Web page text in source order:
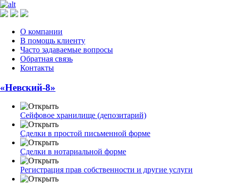
О компании
В помощь клиенту
Часто задаваемые вопросы
Обратная связь
Контакты
«Невский-8»
Сейфовое хранилище (депозитарий)
Сделки в простой письменной форме
Сделки в нотариальной форме
Регистрация прав собственности и другие услуги